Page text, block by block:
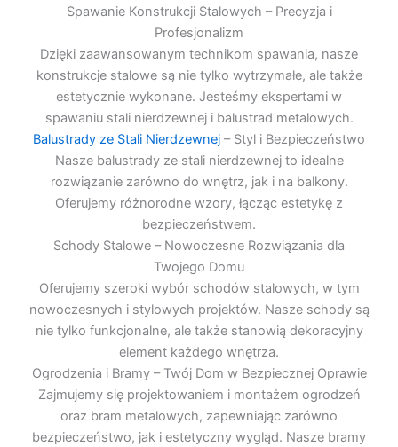
Spawanie Konstrukcji Stalowych – Precyzja i
Profesjonalizm
Dzięki zaawansowanym technikom spawania, nasze
konstrukcje stalowe są nie tylko wytrzymałe, ale także
estetycznie wykonane. Jesteśmy ekspertami w
spawaniu stali nierdzewnej i balustrad metalowych.
Balustrady ze Stali Nierdzewnej – Styl i Bezpieczeństwo
Nasze balustrady ze stali nierdzewnej to idealne
rozwiązanie zarówno do wnętrz, jak i na balkony.
Oferujemy różnorodne wzory, łącząc estetykę z
bezpieczeństwem.
Schody Stalowe – Nowoczesne Rozwiązania dla
Twojego Domu
Oferujemy szeroki wybór schodów stalowych, w tym
nowoczesnych i stylowych projektów. Nasze schody są
nie tylko funkcjonalne, ale także stanowią dekoracyjny
element każdego wnętrza.
Ogrodzenia i Bramy – Twój Dom w Bezpiecznej Oprawie
Zajmujemy się projektowaniem i montażem ogrodzeń
oraz bram metalowych, zapewniając zarówno
bezpieczeństwo, jak i estetyczny wygląd. Nasze bramy